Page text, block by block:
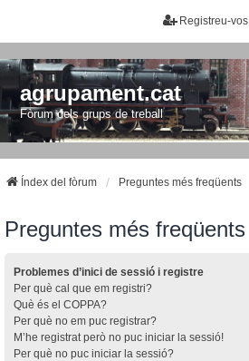
Registreu-vos
agrupament.cat
Fòrum dels grups de treball
Índex del fòrum Preguntes més freqüents
Preguntes més freqüents
Problemes d’inici de sessió i registre
Per què cal que em registri?
Què és el COPPA?
Per què no em puc registrar?
M’he registrat però no puc iniciar la sessió!
Per què no puc iniciar la sessió?